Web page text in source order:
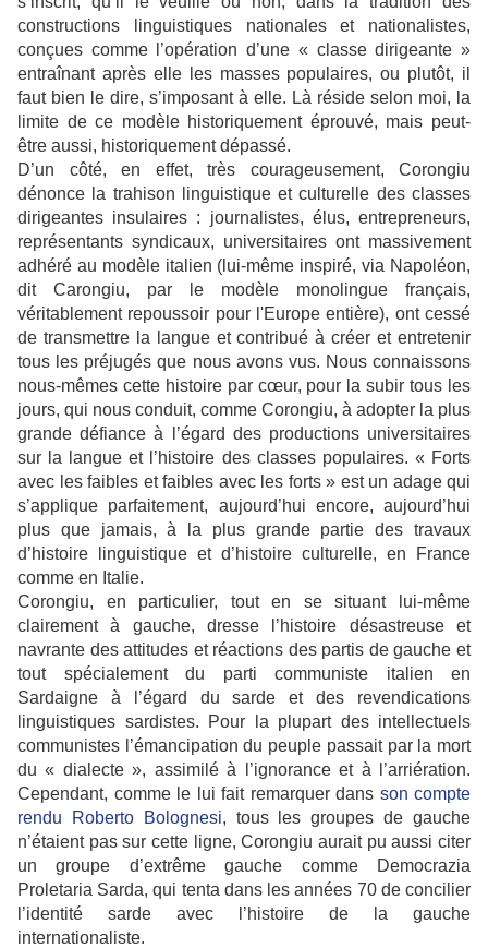
constructions linguistiques nationales et nationalistes,
conçues comme l’opération d’une « classe dirigeante »
entraînant après elle les masses populaires, ou plutôt, il
faut bien le dire, s’imposant à elle. Là réside selon moi, la
limite de ce modèle historiquement éprouvé, mais peut-
être aussi, historiquement dépassé.
D’un côté, en effet, très courageusement, Corongiu
dénonce la trahison linguistique et culturelle des classes
dirigeantes insulaires : journalistes, élus, entrepreneurs,
représentants syndicaux, universitaires ont massivement
adhéré au modèle italien (lui-même inspiré, via Napoléon,
dit Carongiu, par le modèle monolingue français,
véritablement repoussoir pour l'Europe entière), ont cessé
de transmettre la langue et contribué à créer et entretenir
tous les préjugés que nous avons vus. Nous connaissons
nous-mêmes cette histoire par cœur, pour la subir tous les
jours, qui nous conduit, comme Corongiu, à adopter la plus
grande défiance à l’égard des productions universitaires
sur la langue et l’histoire des classes populaires. « Forts
avec les faibles et faibles avec les forts » est un adage qui
s’applique parfaitement, aujourd’hui encore, aujourd’hui
plus que jamais, à la plus grande partie des travaux
d’histoire linguistique et d’histoire culturelle, en France
comme en Italie.
Corongiu, en particulier, tout en se situant lui-même
clairement à gauche, dresse l’histoire désastreuse et
navrante des attitudes et réactions des partis de gauche et
tout spécialement du parti communiste italien en
Sardaigne à l’égard du sarde et des revendications
linguistiques sardistes. Pour la plupart des intellectuels
communistes l’émancipation du peuple passait par la mort
du « dialecte », assimilé à l’ignorance et à l’arriération.
Cependant, comme le lui fait remarquer dans son compte
rendu Roberto Bolognesi, tous les groupes de gauche
n’étaient pas sur cette ligne, Corongiu aurait pu aussi citer
un groupe d’extrême gauche comme Democrazia
Proletaria Sarda, qui tenta dans les années 70 de concilier
l’identité sarde avec l’histoire de la gauche
internationaliste.